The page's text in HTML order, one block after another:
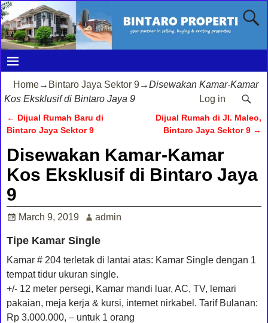
Home→ Bintaro Jaya Sektor 9→Disewakan Kamar-Kamar
Kos Eksklusif di Bintaro Jaya 9
Log in
Post navigation
← Dijual Rumah Baru di
Bintaro Jaya Sektor 9
Dijual Rumah di Jl. Maleo,
Bintaro Jaya Sektor 9 →
Disewakan Kamar-Kamar
Kos Eksklusif di Bintaro Jaya
9
March 9, 2019 admin
Tipe Kamar Single
Kamar # 204 terletak di lantai atas: Kamar Single dengan 1
tempat tidur ukuran single.
+/- 12 meter persegi, Kamar mandi luar, AC, TV, lemari
pakaian, meja kerja & kursi, internet nirkabel. Tarif Bulanan:
Rp 3.000.000, – untuk 1 orang